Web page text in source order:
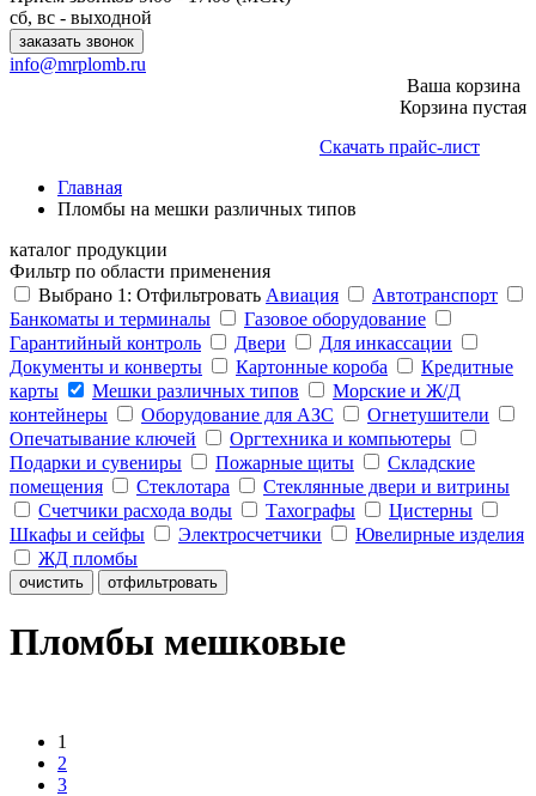
сб, вс - выходной
заказать звонок
info@mrplomb.ru
Ваша корзина
Корзина пустая
Скачать прайс-лист
Главная
Пломбы на мешки различных типов
каталог продукции
Фильтр по области применения
Выбрано 1 : Отфильтровать Авиация
Автотранспорт
Банкоматы и терминалы
Газовое оборудование
Гарантийный контроль
Двери
Для инкассации
Документы и конверты
Картонные короба
Кредитные
карты
Мешки различных типов
Морские и Ж/Д
контейнеры
Оборудование для АЗС
Огнетушители
Опечатывание ключей
Оргтехника и компьютеры
Подарки и сувениры
Пожарные щиты
Складские
помещения
Стеклотара
Стеклянные двери и витрины
Счетчики расхода воды
Тахографы
Цистерны
Шкафы и сейфы
Электросчетчики
Ювелирные изделия
ЖД пломбы
очистить отфильтровать
Пломбы мешковые
1
2
3